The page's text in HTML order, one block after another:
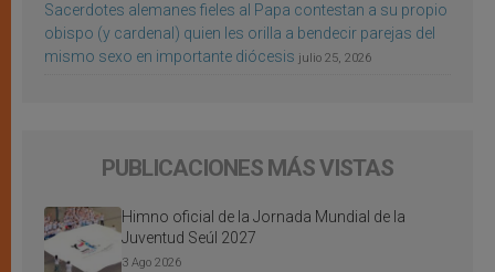
Sacerdotes alemanes fieles al Papa contestan a su propio
obispo (y cardenal) quien les orilla a bendecir parejas del
mismo sexo en importante diócesis julio 25, 2026
PUBLICACIONES MÁS VISTAS
Himno oficial de la Jornada Mundial de la
Juventud Seúl 2027
3 Ago 2026